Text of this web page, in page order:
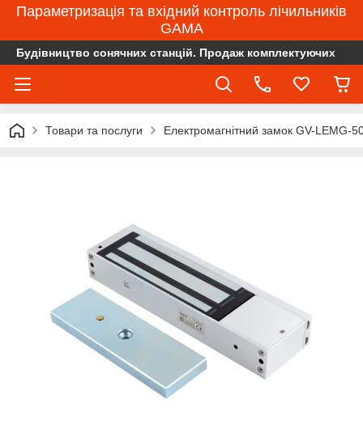
Параметризація та вхідний контроль лічильників
GAMA
Будівництво сонячних станцій. Продаж комплектуючих
Товари та послуги Електромагнітний замок GV-LEMG-